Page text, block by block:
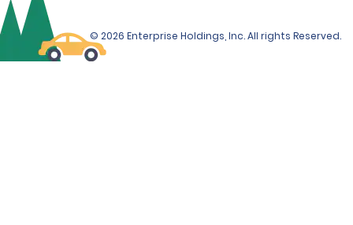
© 2026 Enterprise Holdings, Inc. All rights Reserved.